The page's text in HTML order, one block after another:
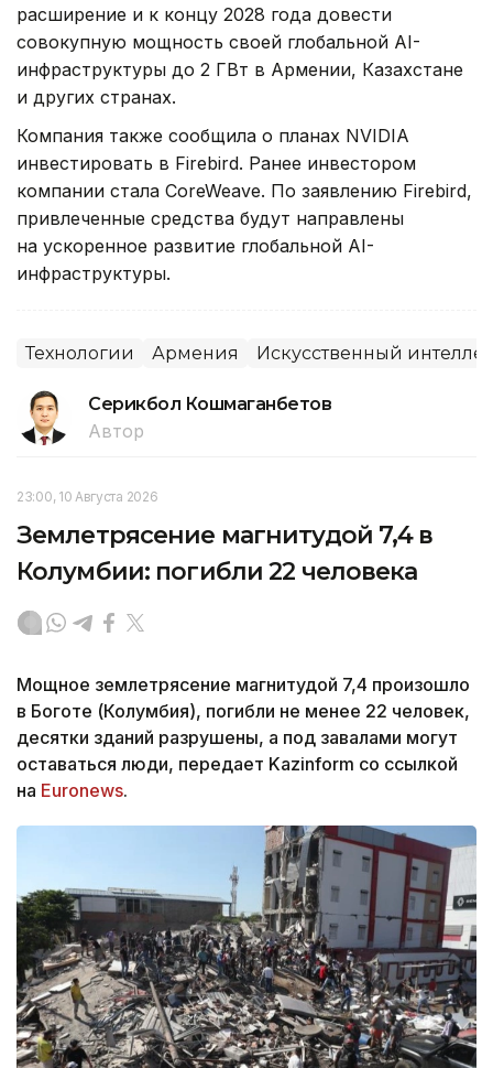
расширение и к концу 2028 года довести
совокупную мощность своей глобальной AI-
инфраструктуры до 2 ГВт в Армении, Казахстане
и других странах.
Компания также сообщила о планах NVIDIA
инвестировать в Firebird. Ранее инвестором
компании стала CoreWeave. По заявлению Firebird,
привлеченные средства будут направлены
на ускоренное развитие глобальной AI-
инфраструктуры.
Технологии Армения Искусственный
Серикбол Кошмаганбетов
Автор
23:00, 10 Августа 2026
Землетрясение магнитудой 7,4 в
Колумбии: погибли 22 человека
Мощное землетрясение магнитудой 7,4 произошло
в Боготе (Колумбия), погибли не менее 22 человек,
десятки зданий разрушены, а под завалами могут
оставаться люди, передает Kazinform со ссылкой
на Euronews.